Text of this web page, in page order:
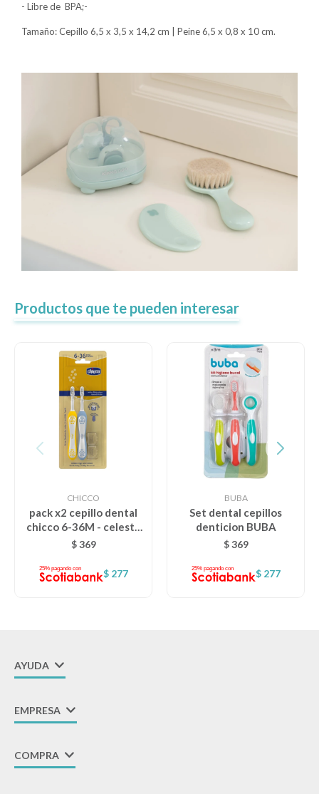
- Libre de BPA;-
Tamaño: Cepillo 6,5 x 3,5 x 14,2 cm | Peine 6,5 x 0,8 x 10 cm.
Productos que te pueden interesar
CHICCO
pack x2 cepillo dental
chicco 6-36M - celeste
amarillo
$ 369
$ 277
BUBA
Set dental cepillos
denticion BUBA
$ 369
$ 277
AYUDA
EMPRESA
COMPRA